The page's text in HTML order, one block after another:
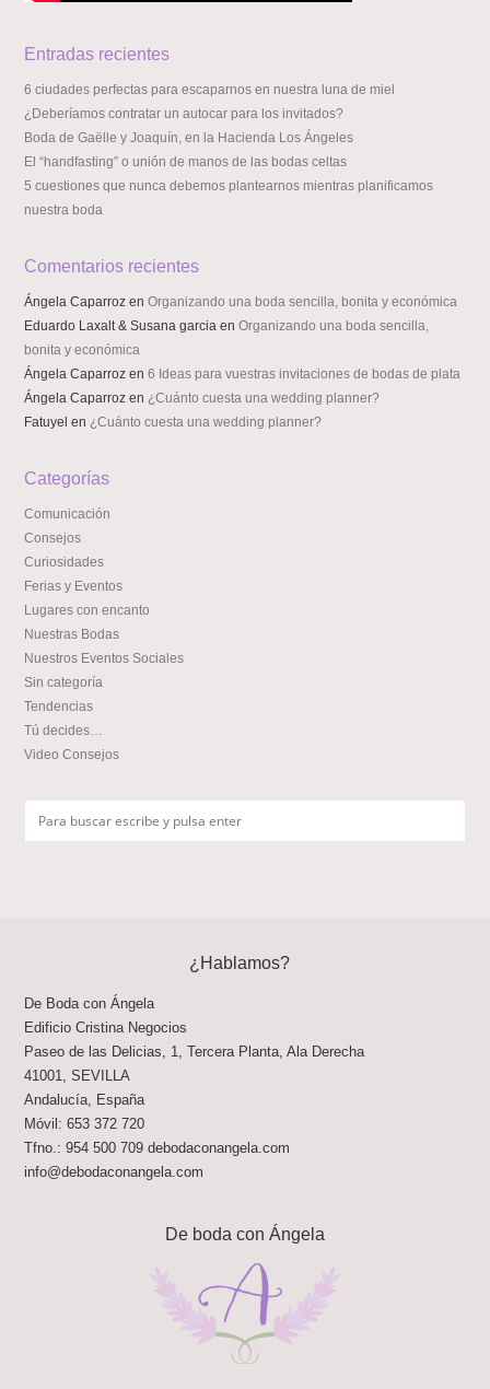
Entradas recientes
6 ciudades perfectas para escaparnos en nuestra luna de miel
¿Deberíamos contratar un autocar para los invitados?
Boda de Gaëlle y Joaquín, en la Hacienda Los Ángeles
El “handfasting” o unión de manos de las bodas celtas
5 cuestiones que nunca debemos plantearnos mientras planificamos
nuestra boda
Comentarios recientes
Ángela Caparroz enOrganizando una boda sencilla, bonita y económica
Eduardo Laxalt & Susana garcia enOrganizando una boda sencilla,
bonita y económica
Ángela Caparroz en6 Ideas para vuestras invitaciones de bodas de plata
Ángela Caparroz en ¿Cuánto cuesta una wedding planner?
Fatuyel en ¿Cuánto cuesta una wedding planner?
Categorías
Comunicación
Consejos
Curiosidades
Ferias y Eventos
Lugares con encanto
Nuestras Bodas
Nuestros Eventos Sociales
Sin categoría
Tendencias
Tú decides…
Video Consejos
¿Hablamos?
De Boda con Ángela
Edificio Cristina Negocios
Paseo de las Delicias, 1, Tercera Planta, Ala Derecha
41001,SEVILLA
Andalucía, España
Móvil:653 372 720
Tfno.:954 500 709 debodaconangela.com
info@debodaconangela.com
De boda con Ángela